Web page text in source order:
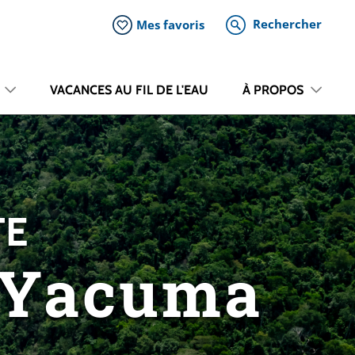
Mes favoris Rechercher
VACANCES AU FIL DE L'EAU À PROPOS